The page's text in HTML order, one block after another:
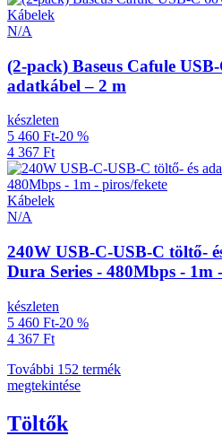
Kábelek
N/A
(2-pack) Baseus Cafule
adatkábel – 2 m
készleten
5 460 Ft-20 %
4 367 Ft
Kábelek
N/A
240W USB-C-USB-C töltő-
Dura Series - 480Mbps - 1m
készleten
5 460 Ft-20 %
4 367 Ft
További 152 termék
megtekintése
Töltők